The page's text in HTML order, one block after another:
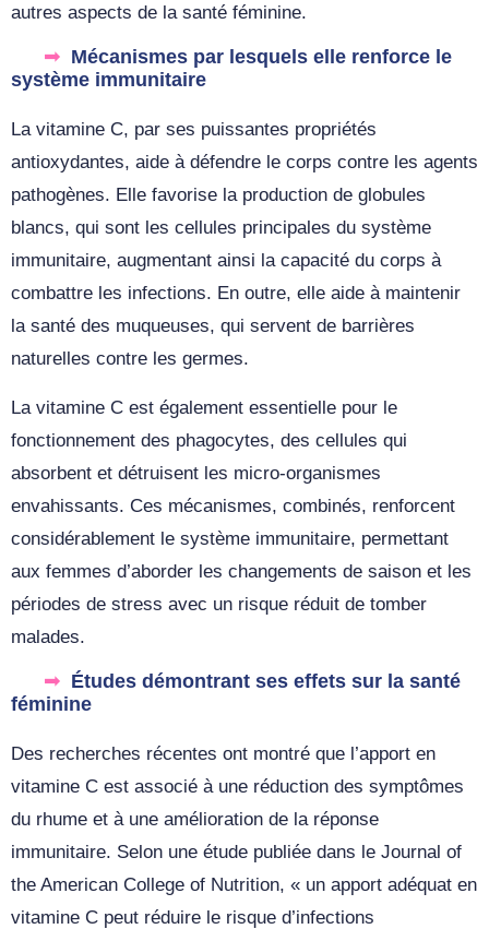
autres aspects de la santé féminine.
Mécanismes par lesquels elle renforce le
système immunitaire
La vitamine C, par ses puissantes propriétés
antioxydantes, aide à défendre le corps contre les agents
pathogènes. Elle favorise la production de globules
blancs, qui sont les cellules principales du système
immunitaire, augmentant ainsi la capacité du corps à
combattre les infections. En outre, elle aide à maintenir
la santé des muqueuses, qui servent de barrières
naturelles contre les germes.
La vitamine C est également essentielle pour le
fonctionnement des phagocytes, des cellules qui
absorbent et détruisent les micro-organismes
envahissants. Ces mécanismes, combinés, renforcent
considérablement le système immunitaire, permettant
aux femmes d’aborder les changements de saison et les
périodes de stress avec un risque réduit de tomber
malades.
Études démontrant ses effets sur la santé
féminine
Des recherches récentes ont montré que l’apport en
vitamine C est associé à une réduction des symptômes
du rhume et à une amélioration de la réponse
immunitaire. Selon une étude publiée dans le Journal of
the American College of Nutrition, « un apport adéquat en
vitamine C peut réduire le risque d’infections